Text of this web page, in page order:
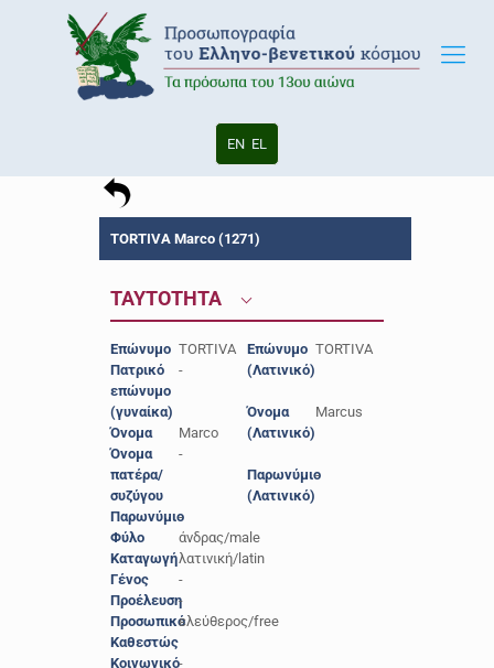
EN EL
TORTIVA Marco (1271)
ΤΑΥΤΟΤΗΤΑ
Επώνυμο TORTIVA
Πατρικό
επώνυμο
(γυναίκα)
-
Όνομα
Marco
Όνομα
πατέρα/
συζύγου
-
Παρωνύμιο
-
Φύλο
άνδρας/male
Καταγωγήλατινική/latin
Γένος
-
Προέλευση-
Προσωπικό
Καθεστώς
ελεύθερος/free
Κοινωνικό-
Επώνυμο
(Λατινικό)
TORTIVA
Όνομα
(Λατινικό)
Marcus
Παρωνύμιο
(Λατινικό)
-